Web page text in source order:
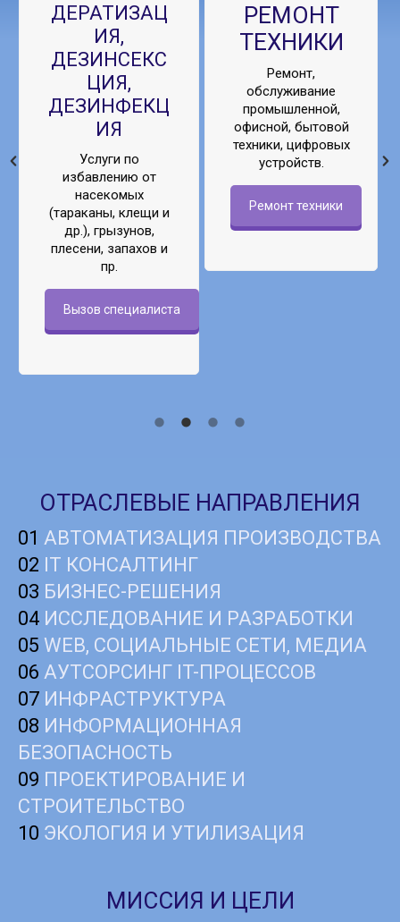
ДЕРАТИЗАЦ
ИЯ,
ДЕЗИНСЕКС
ЦИЯ,
ДЕЗИНФЕКЦ
ИЯ
Услуги по
избавлению от
насекомых
(тараканы, клещи и
др.), грызунов,
плесени, запахов и
пр.
Вызов специалиста
РЕМОНТ
ТЕХНИКИ
Ремонт,
обслуживание
промышленной,
офисной, бытовой
техники, цифровых
устройств.
Ремонт техники
ОТРАСЛЕВЫЕ НАПРАВЛЕНИЯ
01 АВТОМАТИЗАЦИЯ ПРОИЗВОДСТВА
02 IT КОНСАЛТИНГ
03 БИЗНЕС-РЕШЕНИЯ
04 ИССЛЕДОВАНИЕ И РАЗРАБОТКИ
05 WEB, СОЦИАЛЬНЫЕ СЕТИ, МЕДИА
06 АУТСОРСИНГ IT-ПРОЦЕССОВ
07 ИНФРАСТРУКТУРА
08 ИНФОРМАЦИОННАЯ
БЕЗОПАСНОСТЬ
09 ПРОЕКТИРОВАНИЕ И
СТРОИТЕЛЬСТВО
10 ЭКОЛОГИЯ И УТИЛИЗАЦИЯ
МИССИЯ И ЦЕЛИ